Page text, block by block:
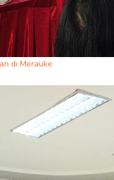
di Merauke